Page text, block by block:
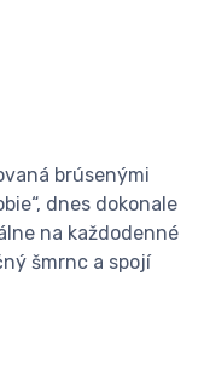
brúsenými
dnes dokonale
na každodenné
šmrnc a spojí